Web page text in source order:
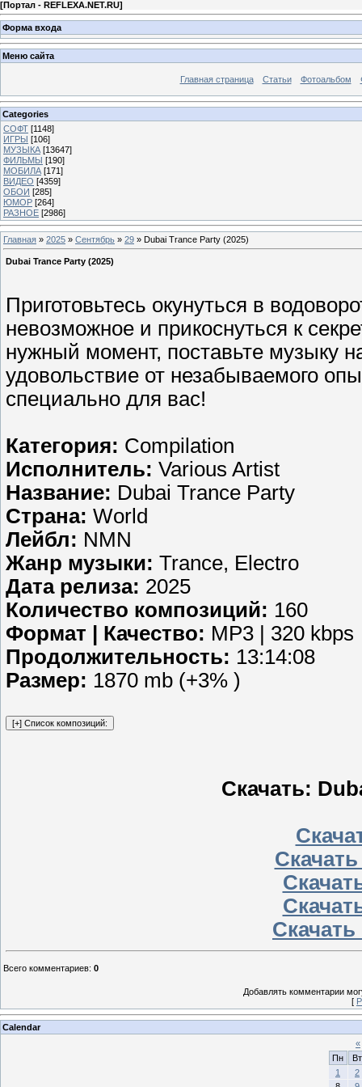
[Портал - REFLEXA.NET.RU]
Форма входа
Меню сайта
Главная страница Статьи Фотоальбом
Categories
СОФТ [1148]
ИГРЫ [106]
МУЗЫКА [13647]
ФИЛЬМЫ [190]
МОБИЛА [171]
ВИДЕО [4359]
ОБОИ [285]
ЮМОР [264]
РАЗНОЕ [2986]
Главная » 2025 » Сентябрь » 29 » Dubai Trance Party (2025)
Dubai Trance Party (2025)
Приготовьтесь окунуться в
невозможное и прикоснуться к
нужный момент, поставьте музыку
удовольствие от незабываемого
специально для вас!
Категория: Compilation
Исполнитель: Various Artist
Название: Dubai Trance Party
Страна: World
Лейбл: NMN
Жанр музыки: Trance, Electro
Дата релиза: 2025
Количество композиций: 160
Формат | Качество: MP3 | 320 kbps
Продолжительность: 13:14:08
Размер: 1870 mb (+3% )
Скачать:
Всего комментариев: 0
Добавлять комментарии
[
Calendar
«
Пн
Вт
1
2